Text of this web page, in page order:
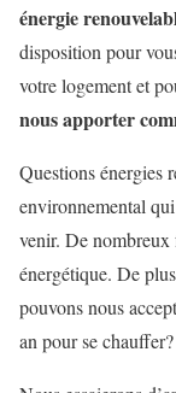
énergie
disposition pour
votre logement et
nous apporter
Questions énergies
environnemental
venir. De nombreux
énergétique. De
pouvons nous
an pour se chauffer?